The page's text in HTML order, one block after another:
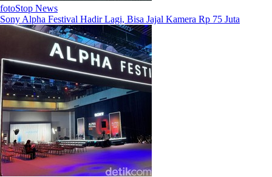
fotoStop News
Sony Alpha Festival Hadir Lagi, Bisa Jajal Kamera Rp 75 Juta